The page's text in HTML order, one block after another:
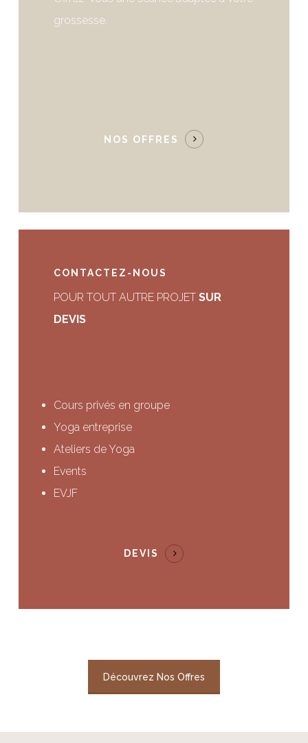
grossesse.
NOS OFFRES
CONTACTEZ-NOUS
POUR TOUT AUTRE PROJETSUR
DEVIS
Cours privés en groupe
Yoga entreprise
Ateliers de Yoga
Events
EVJF
DEVIS
Découvrez Nos Offres